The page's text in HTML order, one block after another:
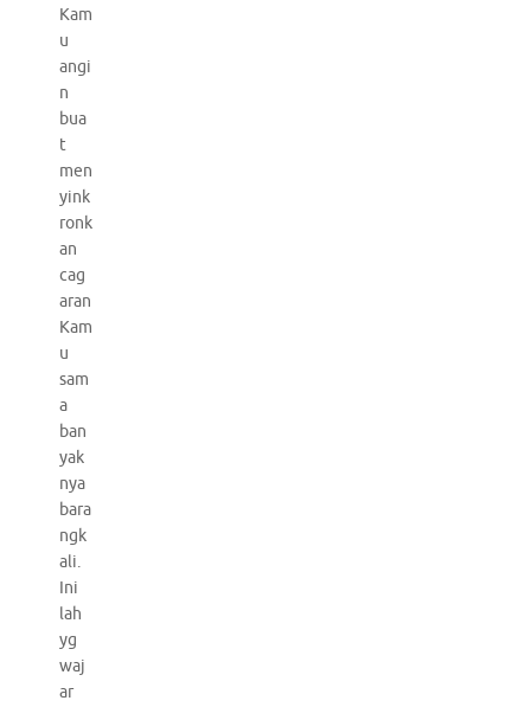
Kam
u
angi
n
bua
t
men
yink
ronk
an
cag
aran
Kam
u
sam
a
ban
yak
nya
bara
ngk
ali.
Ini
lah
yg
waj
ar